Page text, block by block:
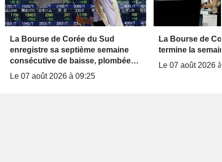
La Bourse de Corée du Sud
enregistre sa septième semaine
consécutive de baisse, plombée
par les doutes sur l'IA et les puces
Le 07 août 2026 à 09:25
La Bourse de
termine la
Le 07 août 2026